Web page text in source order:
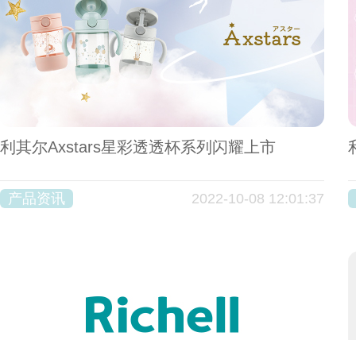
利其尔Axstars星彩透透杯系列闪耀上市
产品资讯 2022-10-08 12:01:37